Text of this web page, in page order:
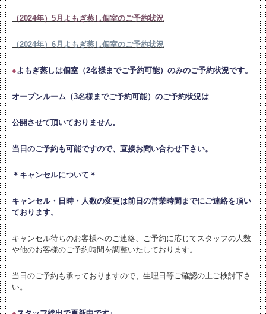
（2024年）5月よもぎ蒸し個室のご予約状況
（2024年）6月よもぎ蒸し個室のご予約状況
●よもぎ蒸しは個室（2名様までご予約可能）のみのご予約状況です。
オープンルーム（3名様までご予約可能）のご予約状況は
公開させて頂いておりません。
当日のご予約も可能ですので、直接お問い合わせ下さい。
＊キャンセルについて＊
キャンセル・日時・人数の変更は前日の営業時間までにご連絡を頂い
ております。
キャンセル待ちのお客様へのご連絡、ご予約に応じてスタッフの人数
や他のお客様のご予約時間を調整いたしております。
当日のご予約も承っておりますので、生理日等ご確認の上ご検討下さ
い。